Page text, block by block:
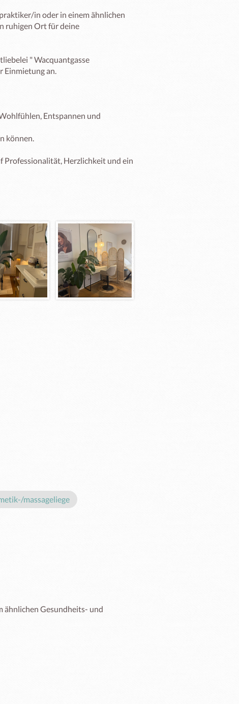
in oder in einem ähnlichen
ruhigen Ort für deine
" Wacquantgasse
Einmietung an.
Entspannen und
können.
Professionalität, Herzlichkeit und ein
massageliege
Gesundheits- und